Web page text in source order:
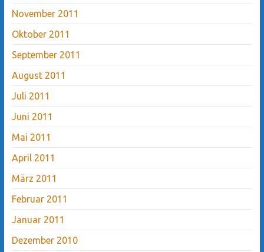
November 2011
Oktober 2011
September 2011
August 2011
Juli 2011
Juni 2011
Mai 2011
April 2011
März 2011
Februar 2011
Januar 2011
Dezember 2010